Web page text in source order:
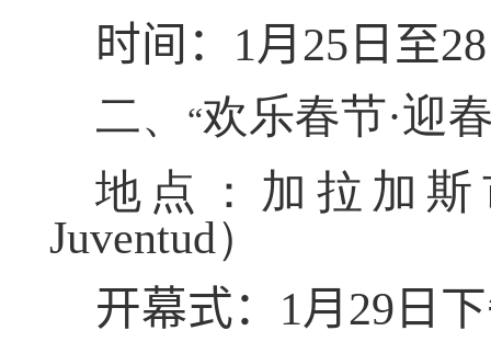
时间： 1月 25 日至28
二、
“欢乐春节·迎
地点：加拉加
Juventud）
开幕式： 1月 29 日